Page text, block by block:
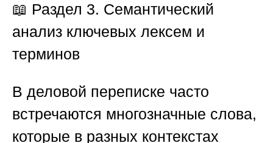
📖 Раздел 3. Семантический
анализ ключевых лексем и
терминов
В деловой переписке часто
встречаются многозначные слова,
которые в разных контекстах